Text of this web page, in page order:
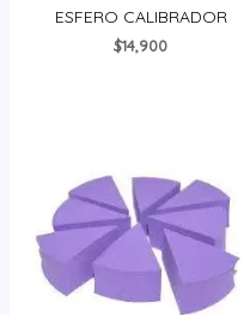
Valorado
en
de
ESFERO CALIBRADOR
$14,900